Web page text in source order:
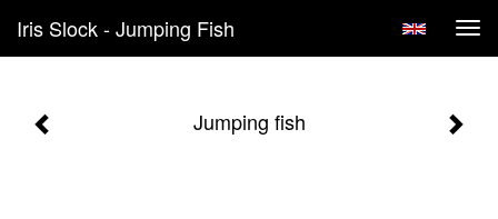
Iris Slock - Jumping Fish
Jumping fish